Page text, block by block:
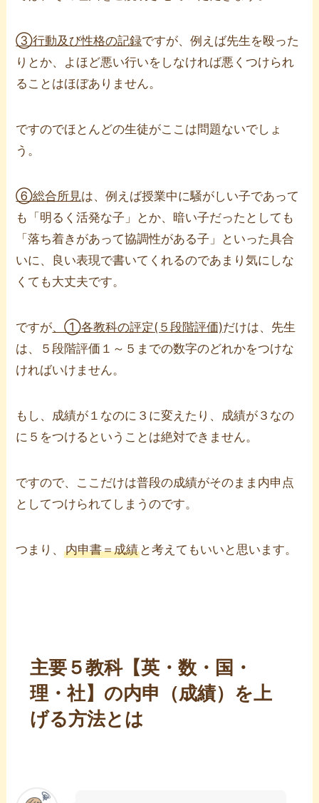
③行動及び性格の記録ですが、例えば先生を殴った
りとか、よほど悪い行いをしなければ悪くつけられ
ることはほぼありません。
ですのでほとんどの生徒がここは問題ないでしょ
う。
⑥総合所見は、例えば授業中に騒がしい子であって
も「明るく活発な子」とか、暗い子だったとしても
「落ち着きがあって協調性がある子」といった具合
いに、良い表現で書いてくれるのであまり気にしな
くても大丈夫です。
ですが、①各教科の評定(５段階評価)だけは、先生
は、５段階評価１～５までの数字のどれかをつけな
ければいけません。
もし、成績が１なのに３に変えたり、成績が３なの
に５をつけるということは絶対できません。
ですので、ここだけは普段の成績がそのまま内申点
としてつけられてしまうのです。
つまり、内申書＝成績 と考えてもいいと思います。
主要５教科【英・数・国・
理・社】の内申（成績）を上
げる方法とは